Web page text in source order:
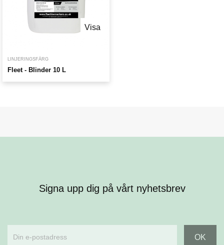
Visa
LINJERINGSFÄRG
Fleet - Blinder 10 L
Signa upp dig på vårt nyhetsbrev